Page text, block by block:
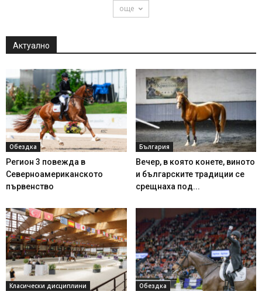
още
Актуално
Обездка
Регион 3 повежда в
Северноамериканското
първенство
България
Вечер, в която конете, виното
и българските традиции се
срещнаха под...
Класически дисциплини Обездка